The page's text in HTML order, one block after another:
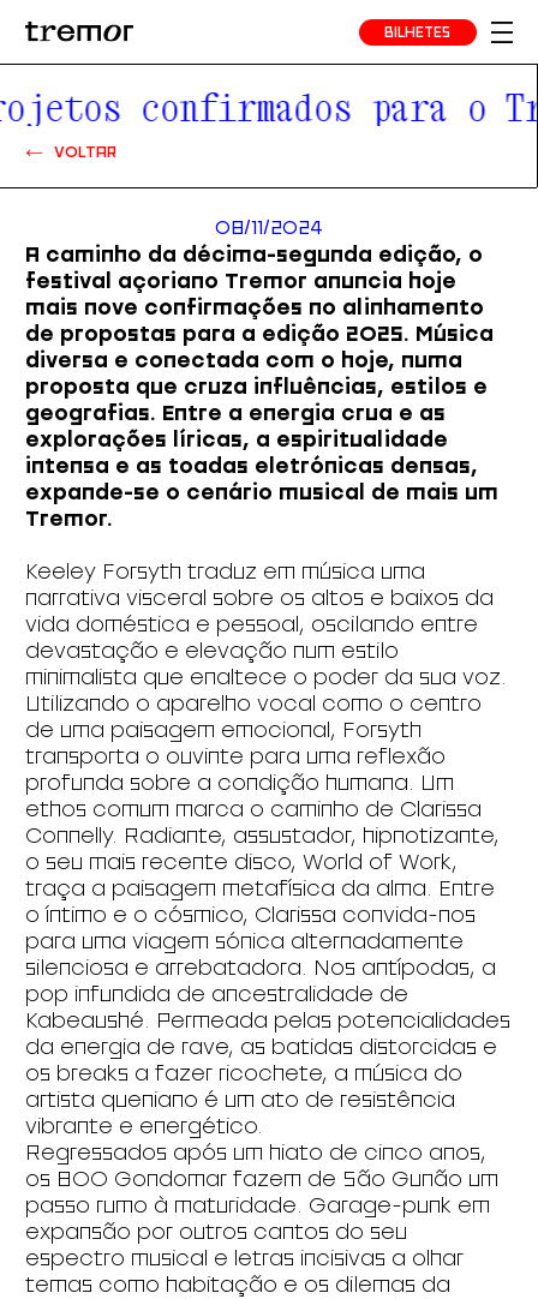
BILHETES
confirmados para o
VOLTAR
08/11/2024
A caminho da décima-segunda edição, o
festival açoriano Tremor anuncia hoje
mais nove confirmações no alinhamento
de propostas para a edição 2025. Música
diversa e conectada com o hoje, numa
proposta que cruza influências, estilos e
geografias. Entre a energia crua e as
explorações líricas, a espiritualidade
intensa e as toadas eletrónicas densas,
expande-se o cenário musical de mais um
Tremor.
Keeley Forsyth traduz em música uma
narrativa visceral sobre os altos e baixos da
vida doméstica e pessoal, oscilando entre
devastação e elevação num estilo
minimalista que enaltece o poder da sua voz.
Utilizando o aparelho vocal como o centro
de uma paisagem emocional, Forsyth
transporta o ouvinte para uma reflexão
profunda sobre a condição humana. Um
ethos comum marca o caminho de Clarissa
Connelly. Radiante, assustador, hipnotizante,
o seu mais recente disco, World of Work,
traça a paisagem metafísica da alma. Entre
o íntimo e o cósmico, Clarissa convida-nos
para uma viagem sónica alternadamente
silenciosa e arrebatadora. Nos antípodas, a
pop infundida de ancestralidade de
Kabeaushé. Permeada pelas potencialidades
da energia de rave, as batidas distorcidas e
os breaks a fazer ricochete, a música do
artista queniano é um ato de resistência
vibrante e energético.
Regressados após um hiato de cinco anos,
os 800 Gondomar fazem de São Gunão um
passo rumo à maturidade. Garage-punk em
expansão por outros cantos do seu
espectro musical e letras incisivas a olhar
temas como habitação e os dilemas da